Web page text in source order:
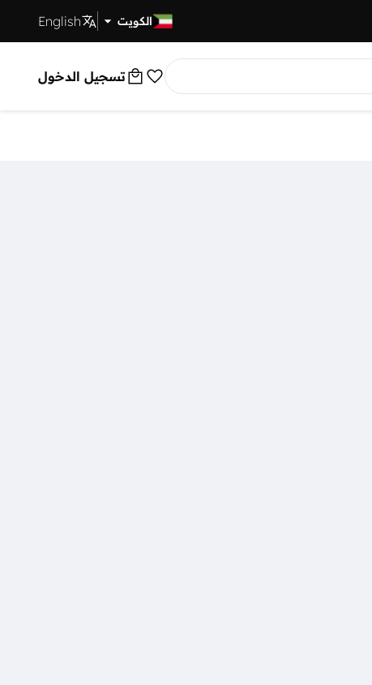
الكويت English
تسجيل الدخول